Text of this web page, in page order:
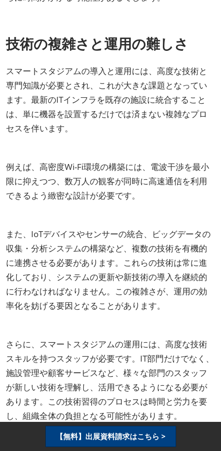
技術の複雑さと運用の難しさ
スマートスタジアムの導入と運用には、高度な技術と
専門知識が必要とされ、これが大きな課題となってい
ます。最新のITインフラを既存の施設に統合すること
は、単に機器を設置するだけでは済まない複雑なプロ
セスを伴います。
例えば、高密度Wi-Fi環境の構築には、電波干渉を最小
限に抑えつつ、数万人の観客が同時に高速通信を利用
できるよう緻密な設計が必要です。
また、IoTデバイスやセンサーの統合、ビッグデータの
収集・分析システムの構築など、複数の技術を有機的
に連携させる必要があります。これらの技術は常に進
化しており、システムの更新や新技術の導入を継続的
に行わなければなりません。この複雑さが、運用の効
率化を妨げる要因となることがあります。
さらに、スマートスタジアムの運用には、高度な技術
スキルを持つスタッフが必要です。IT部門だけでなく、
施設管理や顧客サービスなど、様々な部門のスタッフ
が新しい技術を理解し、活用できるようになる必要が
あります。この技術習得のプロセスは時間と労力を要
し、組織全体の負担となる可能性があります。
【無料】出展資料請求はこちら >